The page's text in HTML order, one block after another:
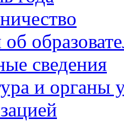
сведения
и органы